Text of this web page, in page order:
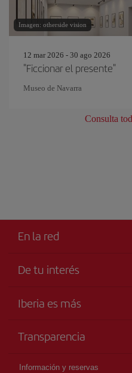
Imagen: otherside vision
12 mar 2026 - 30 ago 2026
"Ficcionar el presente"
Museo de Navarra
Consulta
En la red
De tu interés
Tu seguridad es lo primero
Publicidad
Iberia es más
Talento a bordo
Grupo Iberia
Transparencia
Información y reservas